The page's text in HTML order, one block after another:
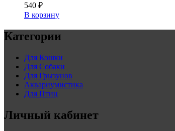
540 ₽
В корзину
Категории
Для Кошки
Для Собаки
Для Грызунов
Аквариумистика
Для Птиц
Личный кабинет